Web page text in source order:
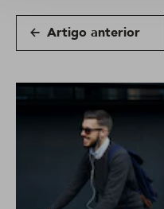
Artigo anterior